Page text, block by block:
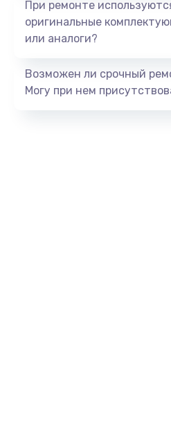
При ремонте
оригинальные
или аналоги?
Возможен ли срочный
Могу при нем